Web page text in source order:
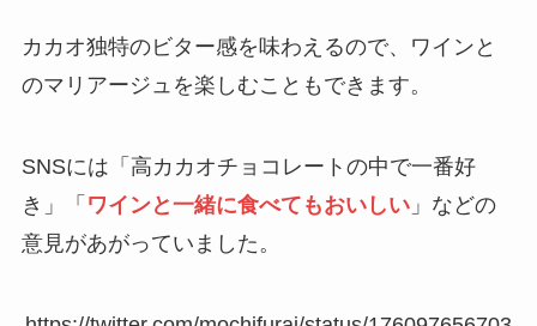
カカオ独特のビター感を味わえるので、ワインと
のマリアージュを楽しむこともできます。
SNSには「高カカオチョコレートの中で一番好
き」「 ワインと一緒に食べてもおいしい」などの
意見があがっていました。